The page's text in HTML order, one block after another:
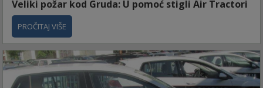
Veliki požar kod Gruda: U pomoć stigli Air Tractori
PROČITAJ VIŠE